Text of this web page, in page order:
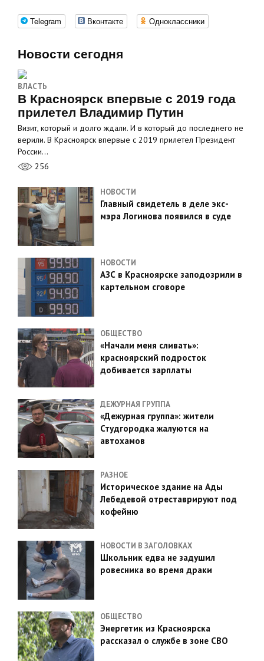
Telegram Вконтакте Одноклассники
Новости сегодня
ВЛАСТЬ
В Красноярск впервые с 2019 года
прилетел Владимир Путин
Визит, который и долго ждали. И в который до последнего не
верили. В Красноярск впервые с 2019 прилетел Президент
России…
256
НОВОСТИ
Главный свидетель в деле экс-
мэра Логинова появился в суде
НОВОСТИ
АЗС в Красноярске заподозрили в
картельном сговоре
ОБЩЕСТВО
«Начали меня сливать»:
красноярский подросток
добивается зарплаты
ДЕЖУРНАЯ ГРУППА
«Дежурная группа»: жители
Студгородка жалуются на
автохамов
РАЗНОЕ
Историческое здание на Ады
Лебедевой отреставрируют под
кофейню
НОВОСТИ В ЗАГОЛОВКАХ
Школьник едва не задушил
ровесника во время драки
ОБЩЕСТВО
Энергетик из Красноярска
рассказал о службе в зоне СВО